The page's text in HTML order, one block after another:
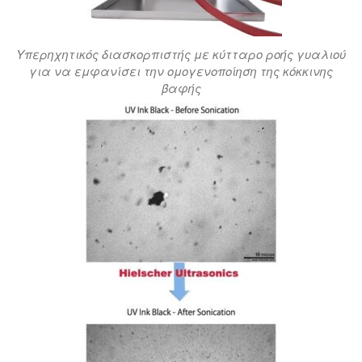
Υπερηχητικός διασκορπιστής με κύτταρο ροής γυαλιού
για να εμφανίσει την ομογενοποίηση της κόκκινης
βαφής